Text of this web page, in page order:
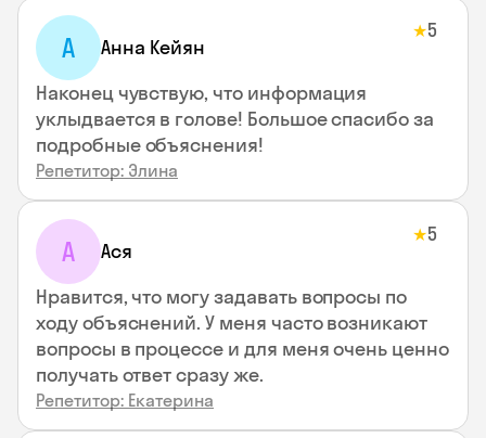
А Анна Кейян
★5
Наконец чувствую, что информация
уклыдвается в голове! Большое спасибо за
подробные объяснения!
Репетитор: Элина
А Ася
★5
Нравится, что могу задавать вопросы по
ходу объяснений. У меня часто возникают
вопросы в процессе и для меня очень ценно
получать ответ сразу же.
Репетитор: Екатерина